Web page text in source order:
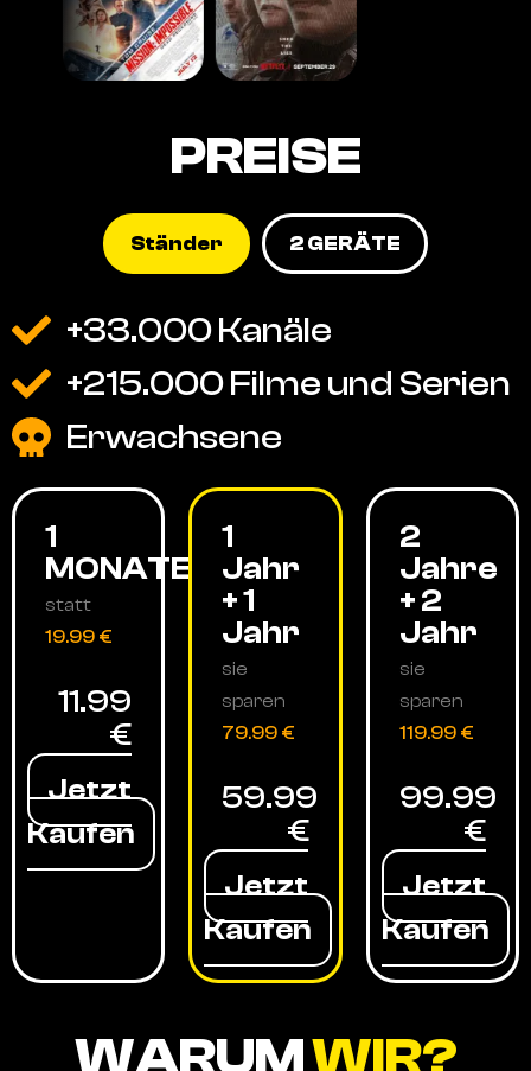
PREISE
Ständer 2 GERÄTE
+33.000 Kanäle
+215.000 Filme und Serien
Erwachsene
1
MONATE
statt
19.99 €
11.99
€
Jetzt
Kaufen
1
Jahr
+ 1
Jahr
sie
sparen
79.99 €
59.99
€
Jetzt
Kaufen
2
Jahre
+ 2
Jahr
sie
sparen
119.99 €
99.99
€
Jetzt
Kaufen
WARUMWIR?